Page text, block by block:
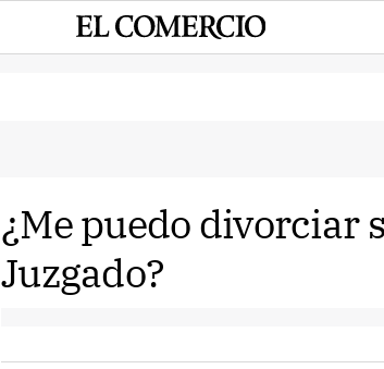
¿Me puedo divorciar
Juzgado?